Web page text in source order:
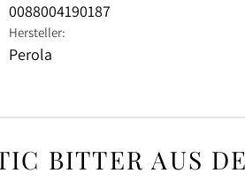
0088004190187
Hersteller:
Perola
BITTER AUS